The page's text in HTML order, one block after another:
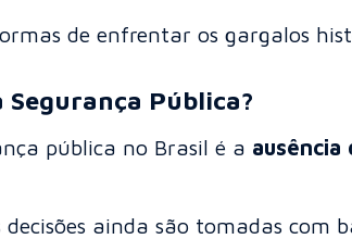
de enfrentar os gargalos
Segurança Pública?
pública no Brasil é a
ainda são tomadas com